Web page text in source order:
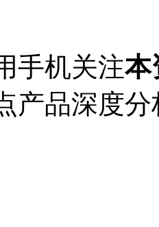
手机关注本
产品深度分